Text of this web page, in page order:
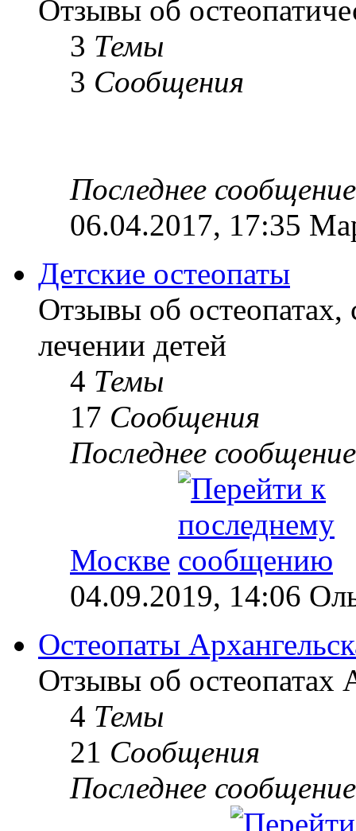
Отзывы об
3 Темы
3 Сообщения
Последнее сообщение
06.04.2017, 17:35
Детские остеопаты
Отзывы об
лечении детей
4 Темы
17 Сообщения
Последнее сообщение
Москве
04.09.2019, 14:06
Остеопаты
Отзывы об остеопатах
4 Темы
21 Сообщения
Последнее сообщение